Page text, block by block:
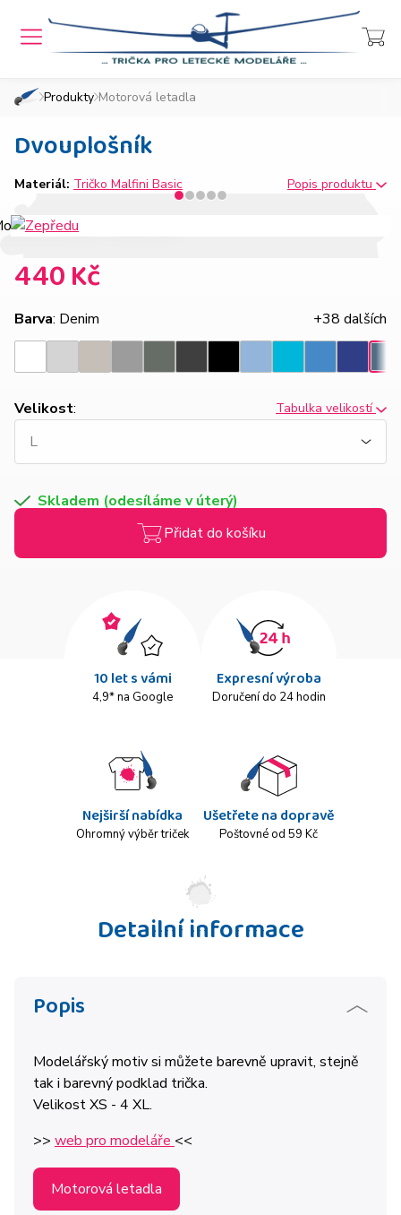
Domů Chcete také takový e-shop?
Přihlášení
»
Produkty »
Motorová letadla
Dvouplošník
Materiál: Tričko Malfini Basic Popis produktu
440 Kč
Barva: Denim
+38 dalších
šedýšedášedýbřidlicegray
modrá
modrámodrá
Velikost: Tabulka velikostí
Skladem (odesíláme v úterý)
Přidat do košíku
10 let s vámi
4,9* na Google
Expresní výroba
Doručení do 24 hodin
Nejširší nabídka
Ohromný výběr triček
Ušetřete na dopravě
Poštovné od 59 Kč
Detailní informace
Popis
Modelářský motiv si můžete barevně upravit, stejně
tak i barevný podklad trička.
Velikost XS - 4 XL.
>> web pro modeláře <<
Motorová letadla